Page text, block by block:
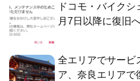
ドコモ・バイク
月7日以降に復旧
全エリアでサービ
ア、奈良エリアで